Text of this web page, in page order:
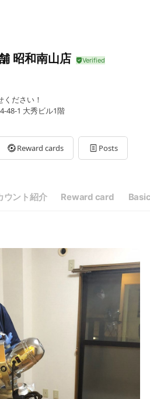
昭和南山店
ださい！
48-1 大秀ビル1階
Reward cards Posts
ウント紹介 Reward card